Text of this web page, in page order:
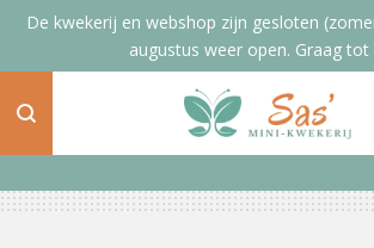
Ga
de
De kwekerij en webshop zijn gesloten
augustus weer open. Graag tot